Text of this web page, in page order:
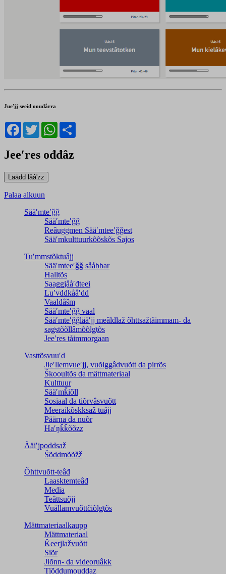
Jueʹjj seeid ooudårra
Facebook
TwitterWhatsApp
Jeeʹres ođđâz
Palaa alkuun
Sääʹmteʹǧǧ
Sääʹmteʹǧǧ
Reâuggmen Sääʹmteeʹǧǧest
Sääʹmkulttuurkõõskõs Sajos
Tuʹmmstõktuâjj
Sääʹmteeʹǧǧ sååbbar
Halltõs
Saaǥǥjååʹđteei
Luʹvddkååʹdd
Vaaldâšm
Sääʹmteʹǧǧ vaal
Sääʹmteʹǧǧlääʹjj meâldlaž õhttsažtåimmam- da
saǥstõõllâmõõlǥtõs
Jeeʹres tåimmorgaan
Vasttõsvuuʹd
Jieʹllemvueʹjj, vuõiggâdvuõtt da pirrõs
Škooultõs da mättmateriaal
Kulttuur
Sääʹmǩiõll
Sosiaal da tiõrvâsvuõtt
Meeraikõskksaž tuâjj
Päärna da nuõr
Haʹŋǩǩõõzz
Ääiʹjpoddsaž
Šõddmõõžž
Õhttvuõtt-teâđ
Laasktemteâđ
Media
Teâttsuõjj
Vuällamvuõttčiõlǥtõs
Mättmateriaalkaupp
Mättmateriaal
Ǩeerjlažvuõtt
Siõr
Jiõnn- da videoruâkk
Tiõddumouddaz